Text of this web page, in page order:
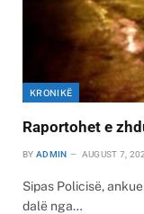
KRONIKË
Raportohet e
BY ADMIN AUGUST 7,
Sipas Policisë,
dalë nga…